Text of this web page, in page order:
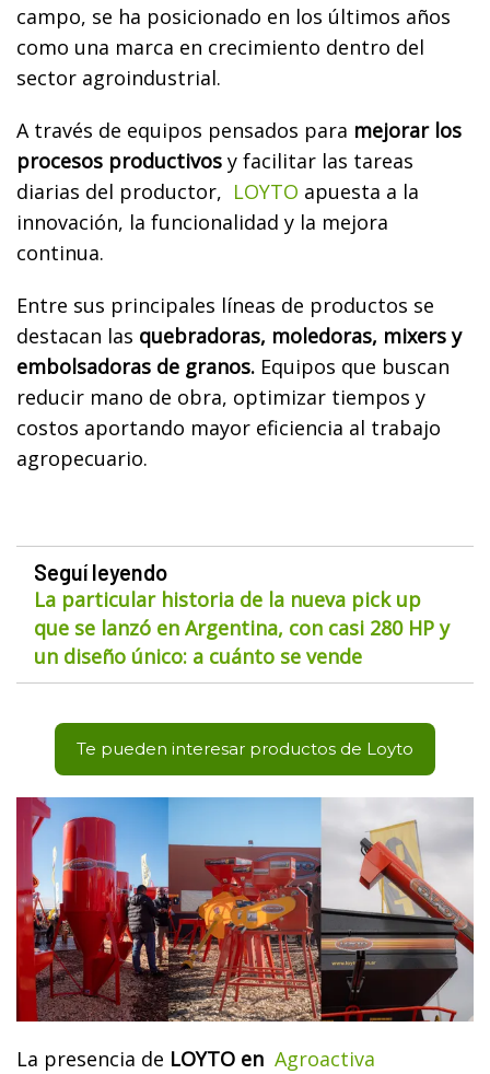
campo, se ha posicionado en los últimos años
como una marca en crecimiento dentro del
sector agroindustrial.
A través de equipos pensados para mejorar los
procesos productivos y facilitar las tareas
diarias del productor, LOYTO apuesta a la
innovación, la funcionalidad y la mejora
continua.
Entre sus principales líneas de productos se
destacan las quebradoras, moledoras, mixers y
embolsadoras de granos. Equipos que buscan
reducir mano de obra, optimizar tiempos y
costos aportando mayor eficiencia al trabajo
agropecuario.
Seguí leyendo
La particular historia de la nueva pick up
que se lanzó en Argentina, con casi 280 HP y
un diseño único: a cuánto se vende
Te pueden interesar productos de Loyto
La presencia de LOYTO en Agroactiva